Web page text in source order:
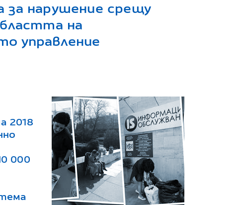
за нарушение срещу
на
управление
2018
000